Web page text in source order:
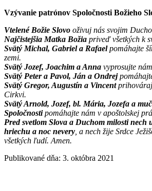
Vzývanie patrónov Spoločnosti Božieho
Vtelené Božie Slovo oživuj nás svojim
Najčistejšia Matka Božia priveď všetkých k
Svätý Michal, Gabriel a Rafaelpomáhajte
zemi.
Svätý Jozef, Joachim a Anna vyprosujte
Svätý Peter a Pavol, Ján a Ondrej
Svätý Gregor, Augustín a Vincent
Cirkvi.
Svätý Arnold, Jozef, bl. Mária, Jozefa a
Spoločnostipomáhajte nám v apoštolskej
Pred svetlom Slova a Duchom milosti nech
hriechu a noc nevery , a nech žije Srdce
všetkých ľudí. Amen.
Publikované dňa: 3. októbra 2021